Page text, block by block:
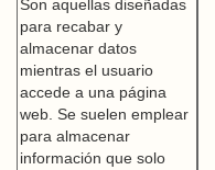
Son aquellas diseñadas
para recabar y
almacenar datos
mientras el usuario
accede a una página
web. Se suelen emplear
para almacenar
información que solo